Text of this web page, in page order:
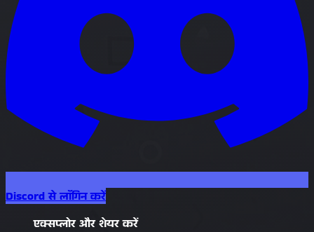
Discord से लॉगिन करें
एक्सप्लोर और शेयर करें